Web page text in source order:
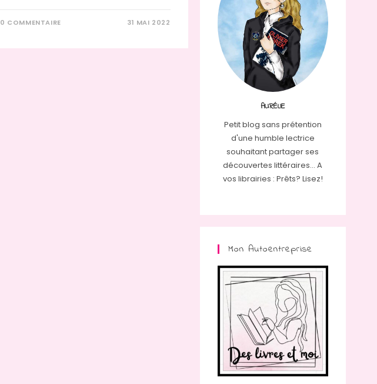
0 COMMENTAIRE 31 MAI 2022
AURÉLIE
Petit blog sans prétention
d'une humble lectrice
souhaitant partager ses
découvertes littéraires... A
vos librairies : Prêts? Lisez!
Mon Autoentreprise